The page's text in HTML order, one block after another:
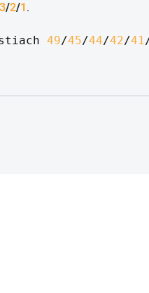
3/2/1.
49/45/44/42/41